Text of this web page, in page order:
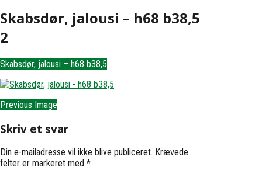
Skabsdør, jalousi – h68 b38,5
2
Skabsdør, jalousi – h68 b38,5
Previous Image
Skriv et svar
Din e-mailadresse vil ikke blive publiceret. Krævede
felter er markeret med *